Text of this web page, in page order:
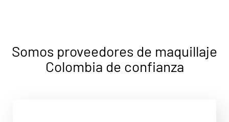
Somos proveedores de maquillaje
Colombia de confianza